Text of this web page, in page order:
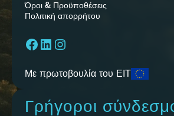
Όροι & Προϋποθέσεις
Πολιτική απορρήτου
Facebook
LinkedIn
Instagram
Με πρωτοβουλία του ΕΙΤ
Γρήγοροι